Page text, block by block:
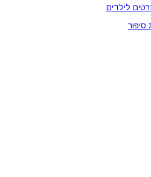
לילדים
סיפור